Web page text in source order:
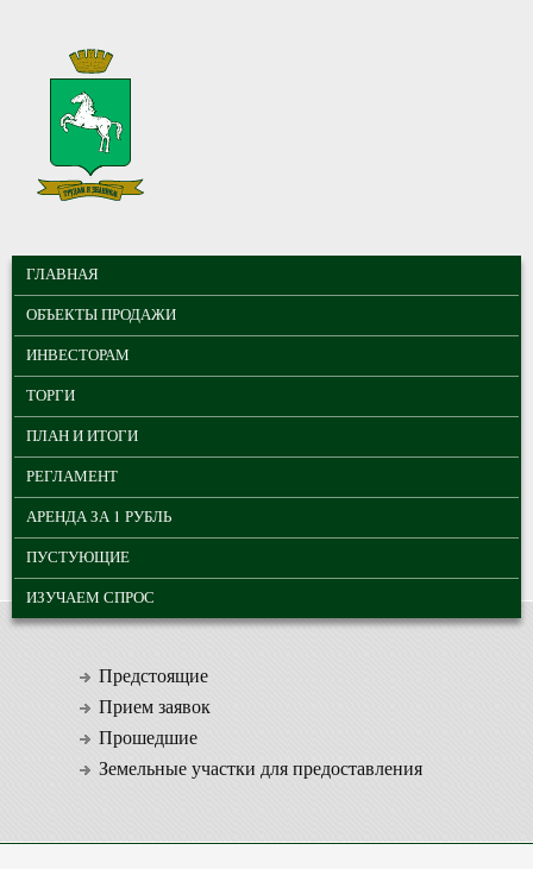
МУНИЦИПАЛЬНЫЕ
ТОРГИ ГОРОДА
ТОМСКА
ГЛАВНОЕ МЕНЮ
ГЛАВНАЯ
ОБЪЕКТЫ ПРОДАЖИ
ИНВЕСТОРАМ
ТОРГИ
ПЛАН И ИТОГИ
РЕГЛАМЕНТ
АРЕНДА ЗА 1 РУБЛЬ
ПУСТУЮЩИЕ
ИЗУЧАЕМ СПРОС
Предстоящие
Прием заявок
Прошедшие
Земельные участки для предоставления